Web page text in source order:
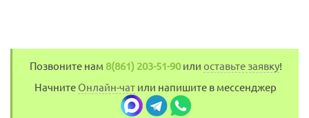
Позвоните нам 8(861) 203-51-90или оставьте заявку!
Начните Онлайн-чат или напишите в мессенджер